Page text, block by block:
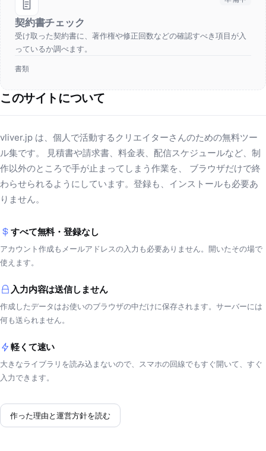
契約書チェック
受け取った契約書に、著作権や修正回数などの確認すべき項目が入
っているか調べます。
書類
このサイトについて
vliver.jp は、個人で活動するクリエイターさんのための無料ツー
ル集です。 見積書や請求書、料金表、配信スケジュールなど、制
作以外のところで手が止まってしまう作業を、 ブラウザだけで終
わらせられるようにしています。登録も、インストールも必要あ
りません。
すべて無料・登録なし
アカウント作成もメールアドレスの入力も必要ありません。開いたその場で
使えます。
入力内容は送信しません
作成したデータはお使いのブラウザの中だけに保存されます。サーバーには
何も送られません。
軽くて速い
大きなライブラリを読み込まないので、スマホの回線でもすぐ開いて、すぐ
入力できます。
作った理由と運営方針を読む